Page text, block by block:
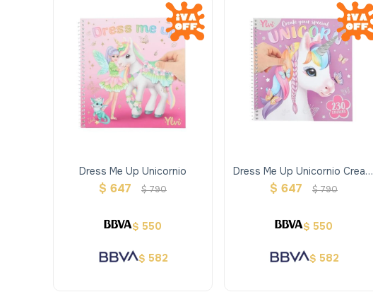
Dress Me Up Unicornio
$ 647 $790
$ 550
$ 582
Dress Me Up Unicornio Create
Your Special
$ 647 $790
$ 550
$ 582